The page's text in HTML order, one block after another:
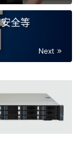
全等
Next